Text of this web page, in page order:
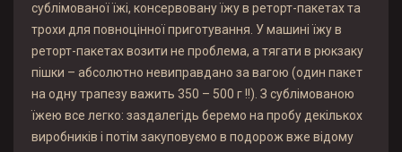
сублімованої їжі, консервовану їжу в реторт-пакетах та
трохи для повноцінної приготування. У машині їжу в
реторт-пакетах возити не проблема, а тягати в рюкзаку
пішки – абсолютно невиправдано за вагою (один пакет
на одну трапезу важить 350 – 500 г !!). З сублімованою
їжею все легко: заздалегідь беремо на пробу декількох
виробників і потім закуповуємо в подорож вже відому